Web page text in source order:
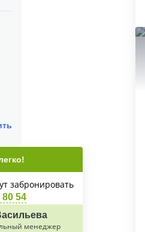
забронировать
80 54
менеджер